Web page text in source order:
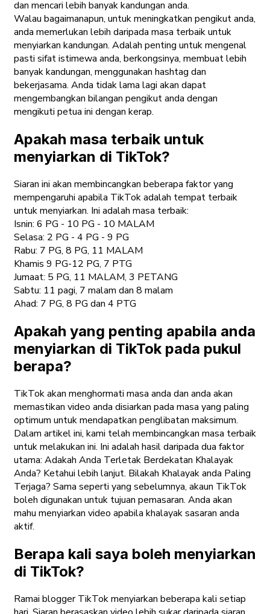
dan mencari lebih banyak kandungan anda.
Walau bagaimanapun, untuk meningkatkan pengikut anda,
anda memerlukan lebih daripada masa terbaik untuk
menyiarkan kandungan. Adalah penting untuk mengenal
pasti sifat istimewa anda, berkongsinya, membuat lebih
banyak kandungan, menggunakan hashtag dan
bekerjasama. Anda tidak lama lagi akan dapat
mengembangkan bilangan pengikut anda dengan
mengikuti petua ini dengan kerap.
Apakah masa terbaik untuk
menyiarkan di TikTok?
Siaran ini akan membincangkan beberapa faktor yang
mempengaruhi apabila TikTok adalah tempat terbaik
untuk menyiarkan. Ini adalah masa terbaik:
Isnin: 6 PG - 10 PG - 10 MALAM
Selasa: 2 PG - 4 PG - 9 PG
Rabu: 7 PG, 8 PG, 11 MALAM
Khamis 9 PG-12 PG, 7 PTG
Jumaat: 5 PG, 11 MALAM, 3 PETANG
Sabtu: 11 pagi, 7 malam dan 8 malam
Ahad: 7 PG, 8 PG dan 4 PTG
Apakah yang penting apabila anda
menyiarkan di TikTok pada pukul
berapa?
TikTok akan menghormati masa anda dan anda akan
memastikan video anda disiarkan pada masa yang paling
optimum untuk mendapatkan penglibatan maksimum.
Dalam artikel ini, kami telah membincangkan masa terbaik
untuk melakukan ini. Ini adalah hasil daripada dua faktor
utama: Adakah Anda Terletak Berdekatan Khalayak
Anda? Ketahui lebih lanjut. Bilakah Khalayak anda Paling
Terjaga? Sama seperti yang sebelumnya, akaun TikTok
boleh digunakan untuk tujuan pemasaran. Anda akan
mahu menyiarkan video apabila khalayak sasaran anda
aktif.
Berapa kali saya boleh menyiarkan
di TikTok?
Ramai blogger TikTok menyiarkan beberapa kali setiap